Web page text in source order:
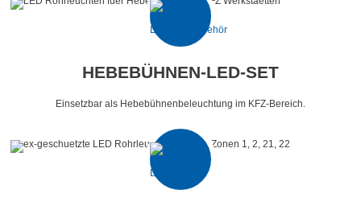
HEBEBÜHNEN-LED-SET
Einsetzbar als Hebebühnenbeleuchtung im KFZ-Bereich.